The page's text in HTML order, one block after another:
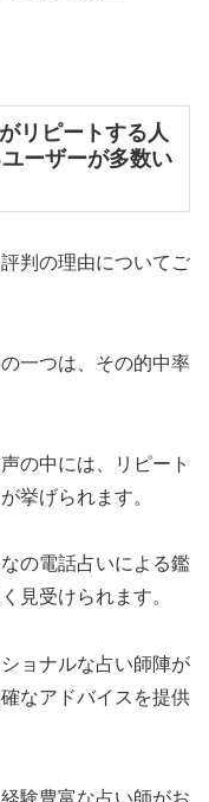
リピートする人
ーザーが多数い
判の理由についてご
一つは、その的中率
の中には、リピート
挙げられます。
の電話占いによる鑑
見受けられます。
ョナルな占い師陣が
なアドバイスを提供
験豊富な占い師がお